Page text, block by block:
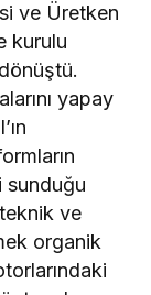
ve Üretken
kurulu
yapay
sunduğu
ve
organik